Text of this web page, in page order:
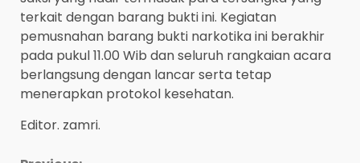
terkait dengan barang bukti ini. Kegiatan
pemusnahan barang bukti narkotika ini berakhir
pada pukul 11.00 Wib dan seluruh rangkaian acara
berlangsung dengan lancar serta tetap
menerapkan protokol kesehatan.
Editor. zamri.